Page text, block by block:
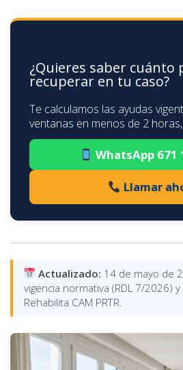
¿Quieres saber cuánto
recuperar en tu caso?
Te calculamos las ayudas
ventanas en menos de 2
WhatsApp 671
Llamar
Actualizado: 14 de mayo de
vigencia normativa (RDL 7/2026)
Rehabilita CAM PRTR.